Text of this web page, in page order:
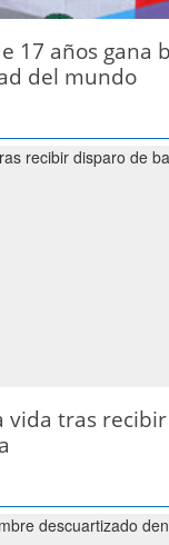
17 años gana
del mundo
vida tras